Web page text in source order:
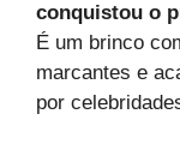
conquistou o
É um brinco
marcantes e
por